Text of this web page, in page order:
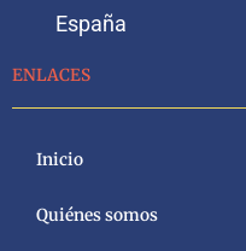
España
ENLACES
Inicio
Quiénes somos